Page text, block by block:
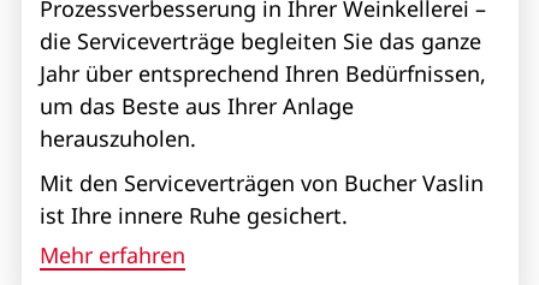
Prozessverbesserung in Ihrer Weinkellerei –
die Serviceverträge begleiten Sie das ganze
Jahr über entsprechend Ihren Bedürfnissen,
um das Beste aus Ihrer Anlage
herauszuholen.
Mit den Serviceverträgen von Bucher Vaslin
ist Ihre innere Ruhe gesichert.
Mehr erfahren